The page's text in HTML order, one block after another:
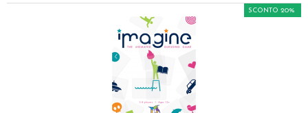
SCONTO 20%